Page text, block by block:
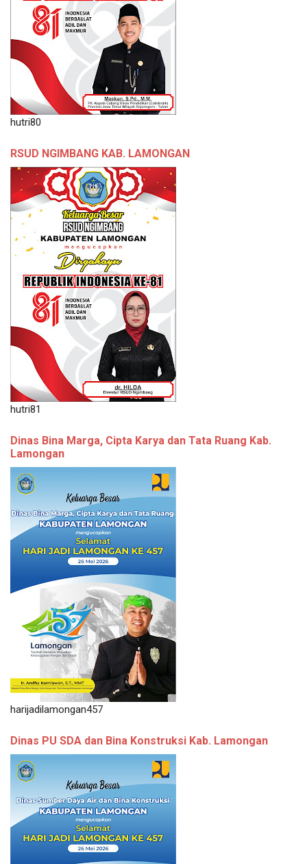
hutri80
RSUD NGIMBANG KAB. LAMONGAN
hutri81
Dinas Bina Marga, Cipta Karya dan Tata Ruang Kab.
Lamongan
harijadilamongan457
Dinas PU SDA dan Bina Konstruksi Kab. Lamongan